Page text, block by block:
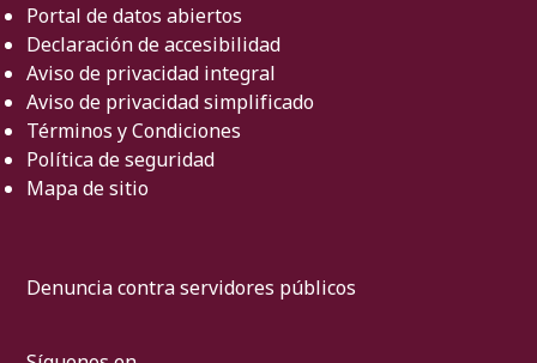
Portal de datos abiertos
Declaración de accesibilidad
Aviso de privacidad integral
Aviso de privacidad simplificado
Términos y Condiciones
Política de seguridad
Mapa de sitio
Denuncia contra servidores públicos